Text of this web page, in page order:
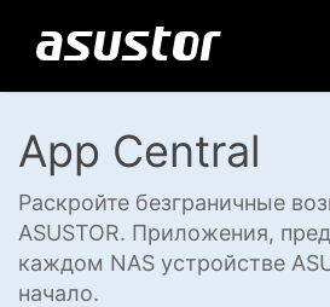
App Central
Раскройте безграничные
ASUSTOR. Приложения,
каждом NAS устройстве
начало.